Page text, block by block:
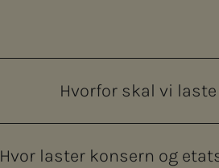
Hvorfor skal vi
Hvor laster konsern og